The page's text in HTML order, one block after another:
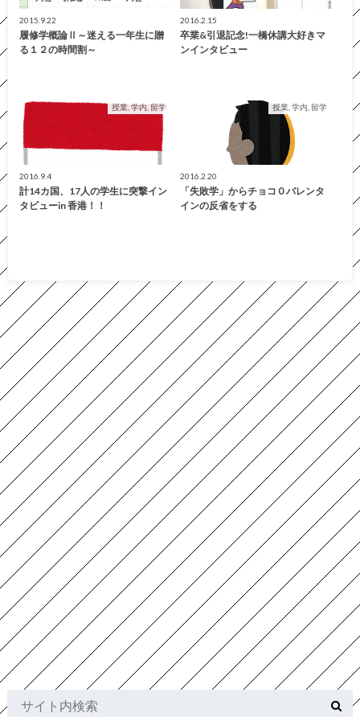
2015.9.22
履修学概論Ⅱ～迷える一年生に贈
る１２の時間割～
2016.2.15
卒業&引退記念!一橋休講大好きマ
ンインタビュー
授業, 学内, 留学
2016.9.4
計14カ国、17人の学生に突撃イン
タビューin 香港！！
授業, 学内, 留学
2016.2.20
「失敗学」からチョコ０バレンタ
インの反省をする